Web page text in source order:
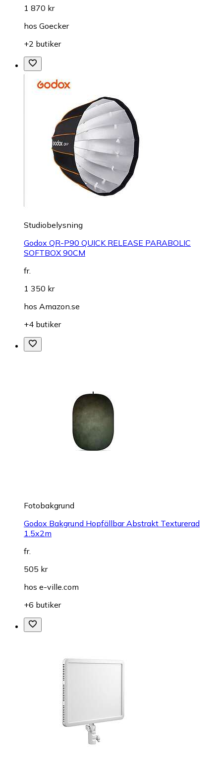
1 870 kr
hos Goecker
+2 butiker
Studiobelysning
Godox QR-P90 QUICK RELEASE PARABOLIC
SOFTBOX 90CM
fr.
1 350 kr
hos Amazon.se
+4 butiker
Fotobakgrund
Godox Bakgrund Hopfällbar Abstrakt Texturerad
1.5x2m
fr.
505 kr
hos e-ville.com
+6 butiker